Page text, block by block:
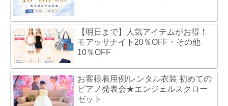
【明日まで】人気アイテムがお得！
モアッサナイト20％OFF・その他
10％OFF
お客様着用例/レンタル衣装 初めての
ピアノ発表会★エンジェルスクロー
ゼット